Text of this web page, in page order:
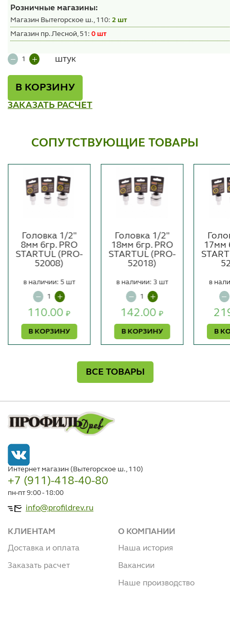
Розничные магазины:
Магазин Вытегорское ш., 110: 2 шт
Магазин пр. Лесной, 51: 0 шт
штук
В КОРЗИНУ
ЗАКАЗАТЬ РАСЧЕТ
СОПУТСТВУЮЩИЕ ТОВАРЫ
Головка 1/2"
8мм 6гр. PRO
STARTUL (PRO-
52008)
110.00₽
В КОРЗИНУ
в наличии: 5 шт
Головка 1/2"
18мм 6гр. PRO
STARTUL (PRO-
52018)
142.00₽
В КОРЗИНУ
в наличии: 3 шт
17мм
В
в
ВСЕ ТОВАРЫ
Интернет магазин (Вытегорское ш., 110)
+7 (911)-418-40-80
пн-пт 9:00 - 18:00
info@profildrev.ru
КЛИЕНТАМ
Доставка и оплата
Заказать расчет
О КОМПАНИИ
Наша история
Вакансии
Наше производство